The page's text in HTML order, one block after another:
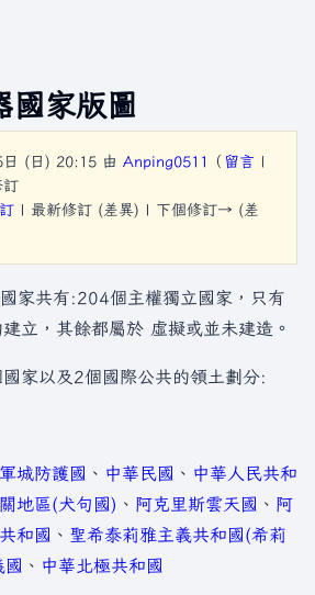
國家版圖
(日) 20:15 由 Anping0511 （ 留言 |
訂
| 最新修訂 (差異) | 下個修訂→ (差
家共有:204個主權獨立國家，只有
立，其餘都屬於 虛擬或並未建造。
家以及2個國際公共的領土劃分:
城防護國 、 中華民國 、 中華人民共和
地區(犬句國) 、 阿克里斯雲天國 、 阿
和國 、 聖希泰莉雅主義共和國(希莉
國 、 中華北極共和國